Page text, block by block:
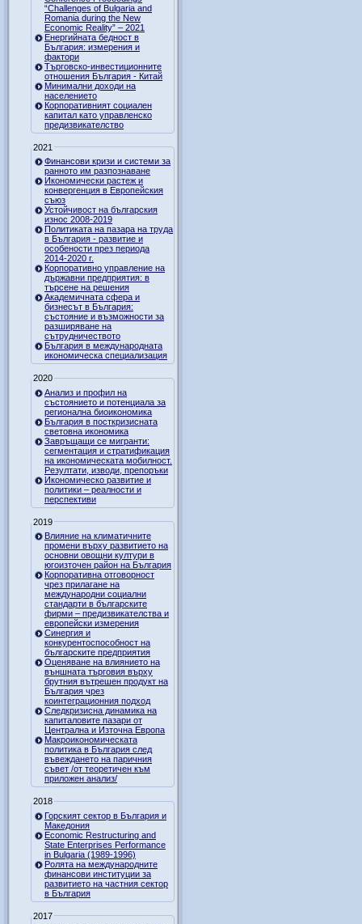
“Challenges of Bulgaria and
Romania during the New
Economic Reality” – 2021
Енергийната бедност в
България: измерения и
фактори
Търговско-инвестиционните
отношения България - Китай
Минимални доходи на
населението
Корпоративният социален
капитал като управленско
предизвикателство
2021
Финансови кризи и системи за
ранното им разпознаване
Икономически растеж и
конвергенция в Европейския
съюз
Устойчивост на българския
износ 2008-2019
Политиката на пазара на труда
в България - развитие и
особености през периода
2014-2020 г.
Корпоративно управление на
държавни предприятия: в
търсене на решения
Академичната сфера и
бизнесът в България:
състояние и възможности за
разширяване на
сътрудничеството
България в международната
икономическа специализация
2020
Анализ и профил на
състоянието и потенциала за
регионална биоикономика
България в посткризисната
световна икономика
Завръщащи се мигранти:
сегментация и стратификация
на икономическата мобилност.
Резултати, изводи, препоръки
Икономическо развитие и
политики – реалности и
перспективи
2019
Влияние на климатичните
промени върху развитието на
основни овощни култури в
югоизточен район на България
Корпоративна отговорност
чрез прилагане на
международни социални
стандарти в българските
фирми – предизвикателства и
европейски измерения
Синергия и
конкурентоспособност на
българските предприятия
Оценяване на влиянието на
външната търговия върху
брутния вътрешен продукт на
България чрез
коинтеграционния подход
Следкризисна динамика на
капиталовите пазари от
Централна и Източна Европа
Макроикономическата
политика в България след
въвеждането на паричния
съвет /от теоретичен към
приложен анализ/
2018
Горският сектор в България и
Македония
Economic Restructuring and
State Enterprises Performance
in Bulgaria (1989-1996)
Ролята на международните
финансови институции за
развитието на частния сектор
в България
2017